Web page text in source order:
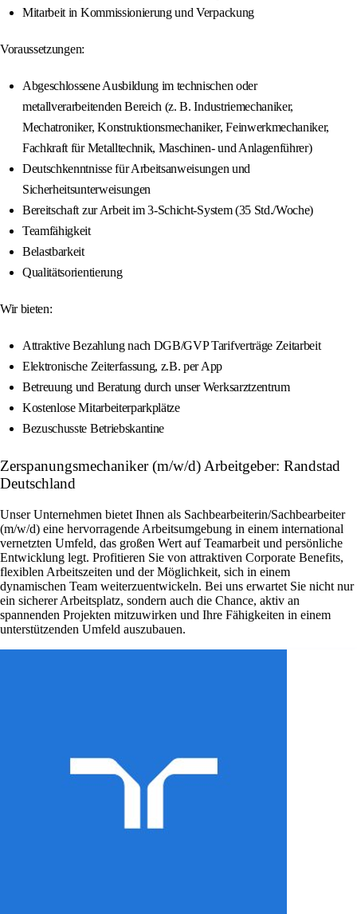
Mitarbeit in Kommissionierung und Verpackung
Voraussetzungen:
Abgeschlossene Ausbildung im technischen oder
metallverarbeitenden Bereich (z. B. Industriemechaniker,
Mechatroniker, Konstruktionsmechaniker, Feinwerkmechaniker,
Fachkraft für Metalltechnik, Maschinen- und Anlagenführer)
Deutschkenntnisse für Arbeitsanweisungen und
Sicherheitsunterweisungen
Bereitschaft zur Arbeit im 3-Schicht-System (35 Std./Woche)
Teamfähigkeit
Belastbarkeit
Qualitätsorientierung
Wir bieten:
Attraktive Bezahlung nach DGB/GVP Tarifverträge Zeitarbeit
Elektronische Zeiterfassung, z.B. per App
Betreuung und Beratung durch unser Werksarztzentrum
Kostenlose Mitarbeiterparkplätze
Bezuschusste Betriebskantine
Zerspanungsmechaniker (m/w/d) Arbeitgeber: Randstad
Deutschland
Unser Unternehmen bietet Ihnen als Sachbearbeiterin/Sachbearbeiter
(m/w/d) eine hervorragende Arbeitsumgebung in einem international
vernetzten Umfeld, das großen Wert auf Teamarbeit und persönliche
Entwicklung legt. Profitieren Sie von attraktiven Corporate Benefits,
flexiblen Arbeitszeiten und der Möglichkeit, sich in einem
dynamischen Team weiterzuentwickeln. Bei uns erwartet Sie nicht nur
ein sicherer Arbeitsplatz, sondern auch die Chance, aktiv an
spannenden Projekten mitzuwirken und Ihre Fähigkeiten in einem
unterstützenden Umfeld auszubauen.